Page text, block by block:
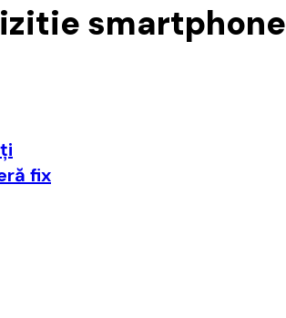
smartphone
fix